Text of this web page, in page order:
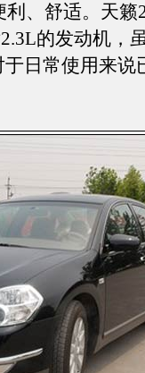
、舒适。天籁
的发动机，
日常使用来说